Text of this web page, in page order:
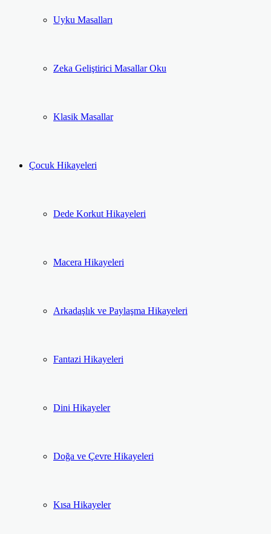
Uyku Masalları
Zeka Geliştirici Masallar Oku
Klasik Masallar
Çocuk Hikayeleri
Dede Korkut Hikayeleri
Macera Hikayeleri
Arkadaşlık ve Paylaşma Hikayeleri
Fantazi Hikayeleri
Dini Hikayeler
Doğa ve Çevre Hikayeleri
Kısa Hikayeler